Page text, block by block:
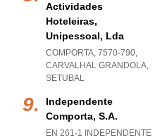
Actividades
Hoteleiras,
Unipessoal, Lda
COMPORTA, 7570-790,
CARVALHAL GRANDOLA,
SETUBAL
Independente
Comporta, S.a.
EN 261-1 INDEPENDENTE